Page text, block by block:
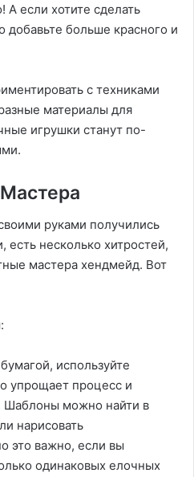
А если хотите сделать
добавьте больше красного и
с техниками
материалы для
игрушки станут по-
руками получились
несколько хитростей,
мастера хендмейд. Вот
используйте
упрощает процесс и
Шаблоны можно найти в
нарисовать
это важно, если вы
одинаковых елочных